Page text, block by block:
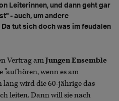
Leiterinnen, und dann geht gar
- auch, um andere
tut sich doch was im feudalen
Vertrag amJungen Ensemble
"aufhören, wenn es am
lang wird die 60-jährige das
leiten. Dann will sie nach